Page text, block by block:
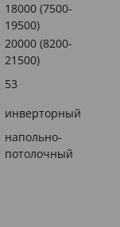
18000 (7500-
19500)
20000 (8200-
21500)
53
инверторный
напольно-
потолочный